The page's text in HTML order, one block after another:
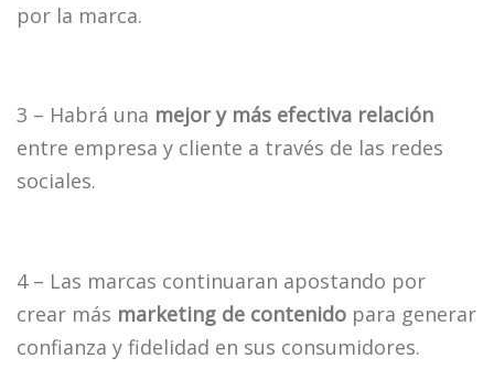
por la marca.
3 – Habrá una mejor y más efectiva relación
entre empresa y cliente a través de las redes
sociales.
4 – Las marcas continuaran apostando por
crear más marketing de contenido para generar
confianza y fidelidad en sus consumidores.